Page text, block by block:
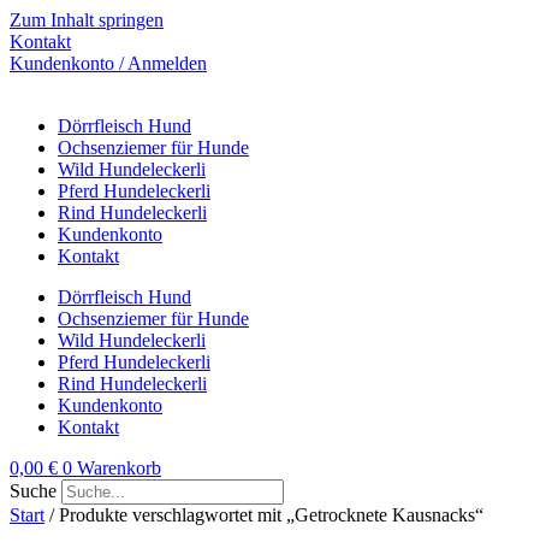
Zum Inhalt springen
Kontakt
Kundenkonto / Anmelden
Dörrfleisch Hund
Ochsenziemer für Hunde
Wild Hundeleckerli
Pferd Hundeleckerli
Rind Hundeleckerli
Kundenkonto
Kontakt
Dörrfleisch Hund
Ochsenziemer für Hunde
Wild Hundeleckerli
Pferd Hundeleckerli
Rind Hundeleckerli
Kundenkonto
Kontakt
0,00 € 0 Warenkorb
Suche
Start / Produkte verschlagwortet mit „Getrocknete Kausnacks“